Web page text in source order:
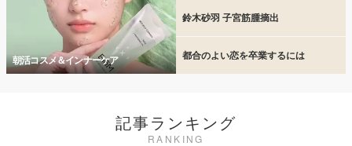
朝活コスメ＆インナーケア
鈴木砂羽 子宮筋腫摘出
都合のよい恋を卒業するには
記事ランキング
RANKING